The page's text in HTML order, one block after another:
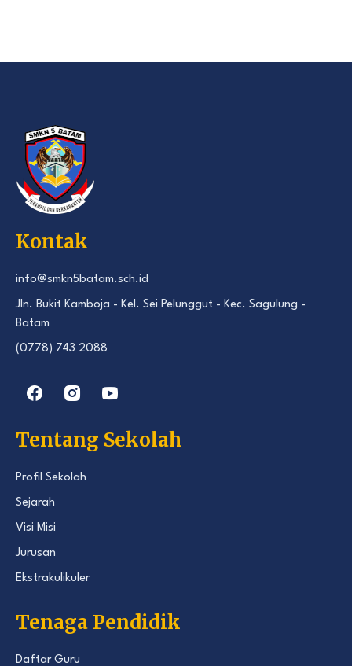
Kontak
info@smkn5batam.sch.id
Jln. Bukit Kamboja - Kel. Sei Pelunggut - Kec. Sagulung -
Batam
(0778) 743 2088
Tentang Sekolah
Profil Sekolah
Sejarah
Visi Misi
Jurusan
Ekstrakulikuler
Tenaga Pendidik
Daftar Guru